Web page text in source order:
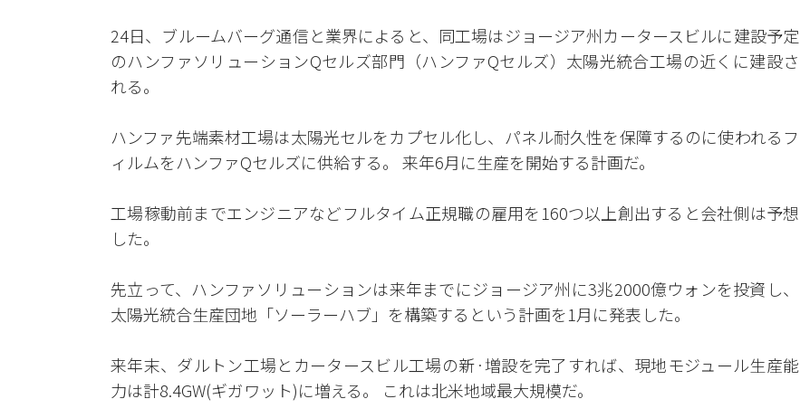
24日、ブルームバーグ通信と業界によると、同工場はジョージア州カータースビルに建設予定
のハンファソリューションQセルズ部門（ハンファQセルズ）太陽光統合工場の近くに建設さ
れる。
ハンファ先端素材工場は太陽光セルをカプセル化し、パネル耐久性を保障するのに使われるフ
ィルムをハンファQセルズに供給する。 来年6月に生産を開始する計画だ。
工場稼動前までエンジニアなどフルタイム正規職の雇用を160つ以上創出すると会社側は予想
した。
先立って、ハンファソリューションは来年までにジョージア州に3兆2000億ウォンを投資し、
太陽光統合生産団地「ソーラーハブ」を構築するという計画を1月に発表した。
来年末、ダルトン工場とカータースビル工場の新·増設を完了すれば、現地モジュール生産能
力は計8.4GW(ギガワット)に増える。 これは北米地域最大規模だ。